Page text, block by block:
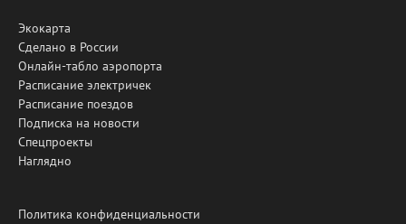
Экокарта
Сделано в России
Онлайн-табло аэропорта
Расписание электричек
Расписание поездов
Подписка на новости
Спецпроекты
Наглядно
Политика конфиденциальности